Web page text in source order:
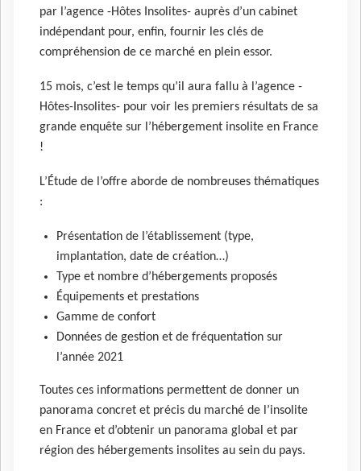
par l’agence -Hôtes Insolites- auprès d’un cabinet
indépendant pour, enfin, fournir les clés de
compréhension de ce marché en plein essor.
15 mois, c’est le temps qu’il aura fallu à l’agence -
Hôtes-Insolites- pour voir les premiers résultats de sa
grande enquête sur l’hébergement insolite en France
!
L’Étude de l’offre aborde de nombreuses thématiques
:
Présentation de l’établissement (type,
implantation, date de création…)
Type et nombre d’hébergements proposés
Équipements et prestations
Gamme de confort
Données de gestion et de fréquentation sur
l’année 2021
Toutes ces informations permettent de donner un
panorama concret et précis du marché de l’insolite
en France et d’obtenir un panorama global et par
région des hébergements insolites au sein du pays.